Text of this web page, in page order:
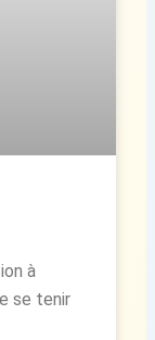
à
se tenir